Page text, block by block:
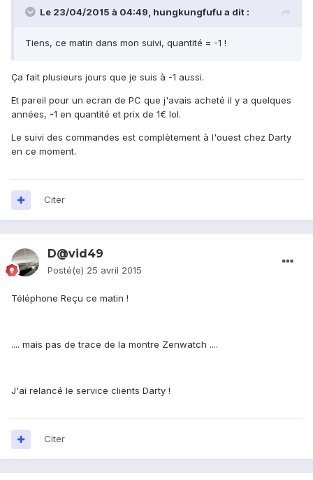
Le 23/04/2015 à 04:49, hungkungfufu a dit :
Tiens, ce matin dans mon suivi, quantité = -1 !
Ça fait plusieurs jours que je suis à -1 aussi.
Et pareil pour un ecran de PC que j'avais acheté il y a quelques
années, -1 en quantité et prix de 1€ lol.
Le suivi des commandes est complètement à l'ouest chez Darty
en ce moment.
Citer
D@vid49
Posté(e) 25 avril 2015
Téléphone Reçu ce matin !
.... mais pas de trace de la montre Zenwatch ....
J'ai relancé le service clients Darty !
Citer